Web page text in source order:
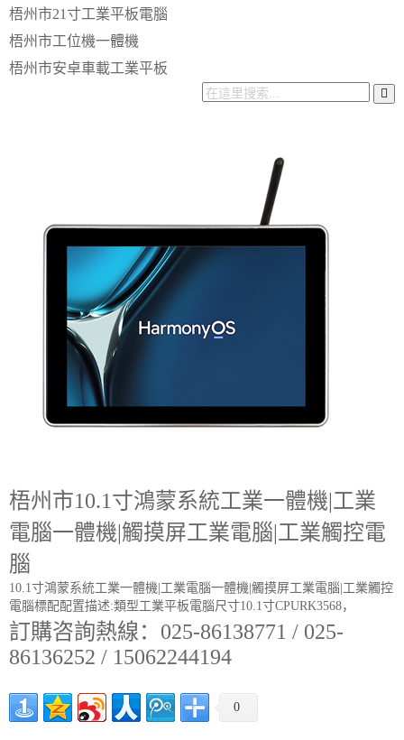
梧州市21寸工業平板電腦
梧州市工位機一體機
梧州市安卓車載工業平板
梧州市10.1寸鴻蒙系統工業一體機|工業
電腦一體機|觸摸屏工業電腦|工業觸控電
腦
10.1寸鴻蒙系統工業一體機|工業電腦一體機|觸摸屏工業電腦|工業觸控
電腦標配配置描述:類型工業平板電腦尺寸10.1寸CPURK3568，
訂購咨詢熱線：025-86138771 / 025-
86136252 / 15062244194
0